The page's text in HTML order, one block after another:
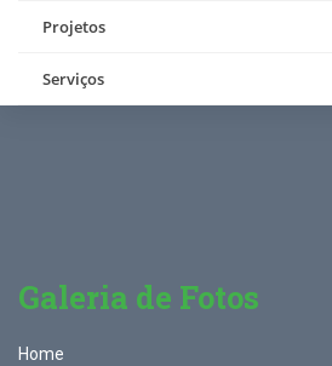
Projetos
Serviços
Galeria de Fotos
Home